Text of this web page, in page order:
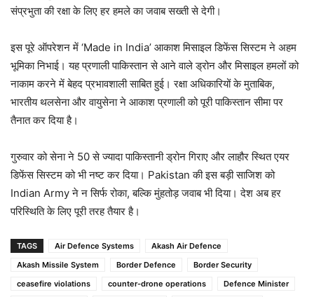
संप्रभुता की रक्षा के लिए हर हमले का जवाब सख्ती से देगी।
इस पूरे ऑपरेशन में ‘Made in India’ आकाश मिसाइल डिफेंस सिस्टम ने अहम
भूमिका निभाई। यह प्रणाली पाकिस्तान से आने वाले ड्रोन और मिसाइल हमलों को
नाकाम करने में बेहद प्रभावशाली साबित हुई। रक्षा अधिकारियों के मुताबिक,
भारतीय थलसेना और वायुसेना ने आकाश प्रणाली को पूरी पाकिस्तान सीमा पर
तैनात कर दिया है।
गुरुवार को सेना ने 50 से ज्यादा पाकिस्तानी ड्रोन गिराए और लाहौर स्थित एयर
डिफेंस सिस्टम को भी नष्ट कर दिया। Pakistan की इस बड़ी साजिश को
Indian Army ने न सिर्फ रोका, बल्कि मुंहतोड़ जवाब भी दिया। देश अब हर
परिस्थिति के लिए पूरी तरह तैयार है।
TAGS Air Defence Systems
Akash Air Defence
Akash Missile System
Border Defence
Border Security
ceasefire violations
counter-drone operations
Defence Minister